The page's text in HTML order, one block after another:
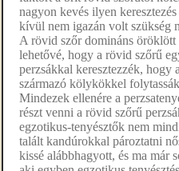
nagyon kevés ilyen
kívül nem igazán volt szükség
A rövid szőr domináns
lehetővé, hogy a rövid szőrű
perzsákkal keresztezzék, hogy
származó kölykökkel
Mindezek ellenére a
részt venni a rövid szőrű
egzotikus-tenyésztők nem
talált kandúrokkal pároztatni
kissé alábbhagyott, és ma már